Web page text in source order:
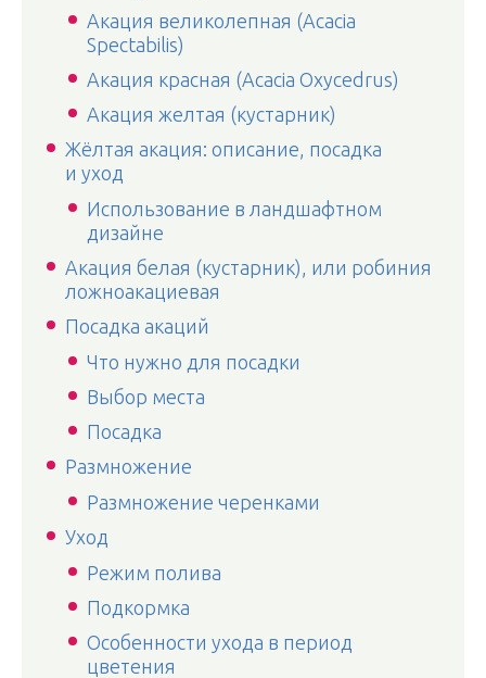
Акация великолепная (Acacia
Spectabilis)
Акация красная (Acacia Oxycedrus)
Акация желтая (кустарник)
Жёлтая акация: описание, посадка
и уход
Использование в ландшафтном
дизайне
Акация белая (кустарник), или робиния
ложноакациевая
Посадка акаций
Что нужно для посадки
Выбор места
Посадка
Размножение
Размножение черенками
Уход
Режим полива
Подкормка
Особенности ухода в период
цветения